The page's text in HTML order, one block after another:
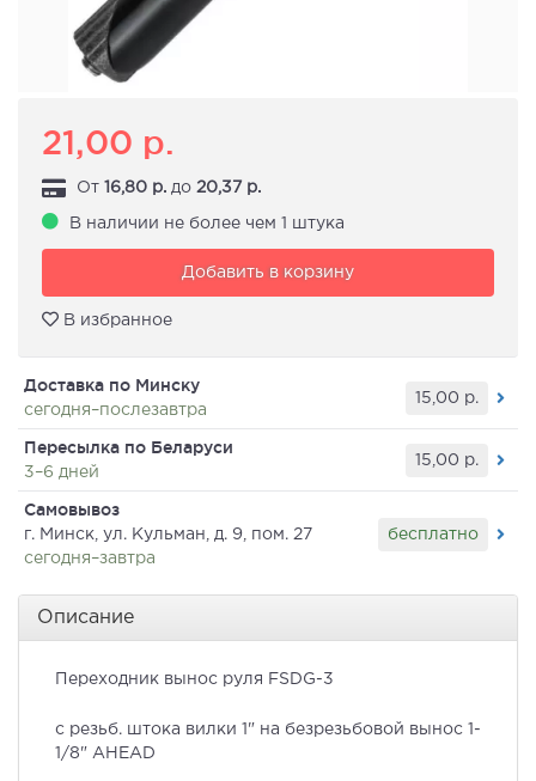
21,00 р.
От 16,80 р. до 20,37 р.
В наличии не более чем 1 штука
Добавить в корзину
В избранное
Доставка по Минску
сегодня–послезавтра
15,00 р.
Пересылка по Беларуси
3–6 дней
15,00 р.
Самовывоз
г. Минск, ул. Кульман, д. 9, пом. 27
сегодня–завтра
бесплатно
Описание
Переходник вынос руля FSDG-3
с резьб. штока вилки 1" на безрезьбовой вынос 1-
1/8" AHEAD